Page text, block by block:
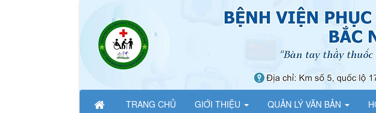
TRANG CHỦ GIỚI THIỆU QUẢN LÝ VĂN BẢN